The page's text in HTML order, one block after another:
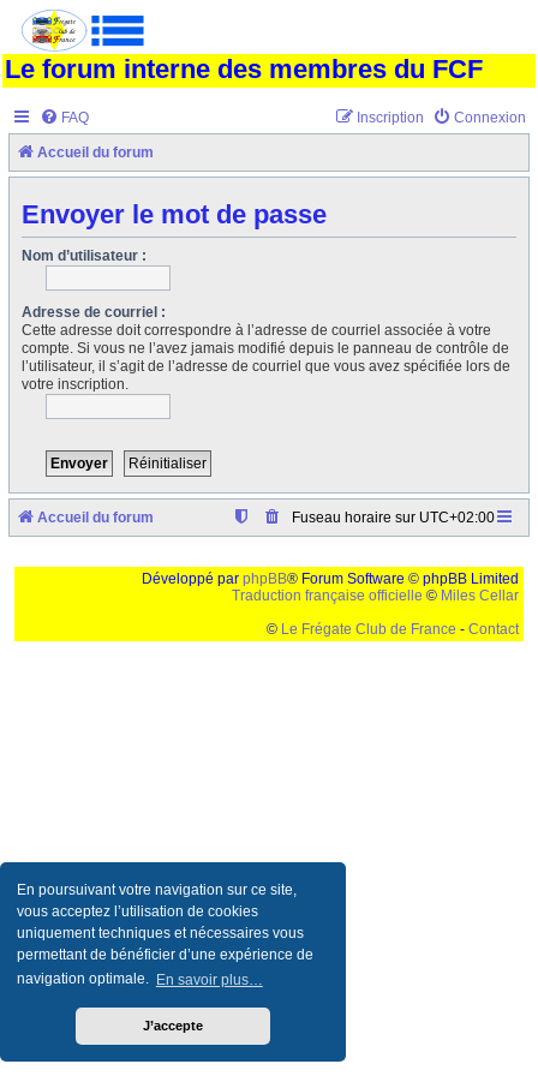
En poursuivant votre navigation sur ce site,
vous acceptez l’utilisation de cookies
uniquement techniques et nécessaires vous
permettant de bénéficier d’une expérience de
navigation optimale. En savoir plus…
J’accepte
Le forum interne des membres du FCF
FAQ Connexion
Inscription
Accueil du forum
Envoyer le mot de passe
Nom d’utilisateur :
Adresse de courriel :
Cette adresse doit correspondre à l’adresse de courriel associée à votre
compte. Si vous ne l’avez jamais modifié depuis le panneau de contrôle de
l’utilisateur, il s’agit de l’adresse de courriel que vous avez spécifiée lors de
votre inscription.
Accueil du forum Fuseau horaire sur UTC+02:00
Développé par phpBB® Forum Software © phpBB Limited
Traduction française officielle © Miles Cellar
© Le Frégate Club de France - Contact